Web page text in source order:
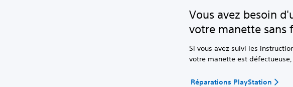
Vous avez besoin
votre manette sans
Si vous avez suivi les
votre manette est
Réparations PlayStation